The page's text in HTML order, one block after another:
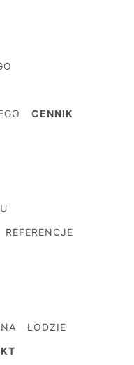
CENNIK
REFERENCJE
ŁODZIE